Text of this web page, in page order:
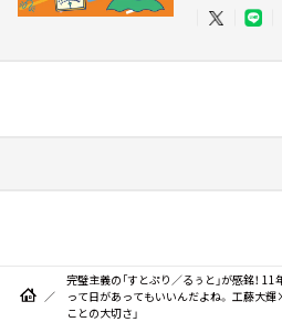
完璧主義の「すとぷり／るぅと」が感銘！
って日があってもいいんだよね。 工藤大
ことの大切さ」